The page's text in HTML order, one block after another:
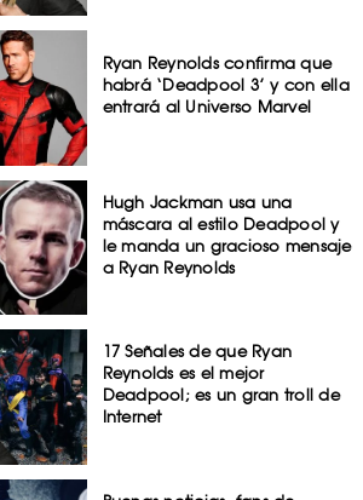
Ryan Reynolds confirma que
habrá ‘Deadpool 3’ y con ella
entrará al Universo Marvel
Hugh Jackman usa una
máscara al estilo Deadpool y
le manda un gracioso mensaje
a Ryan Reynolds
17 Señales de que Ryan
Reynolds es el mejor
Deadpool; es un gran troll de
Internet